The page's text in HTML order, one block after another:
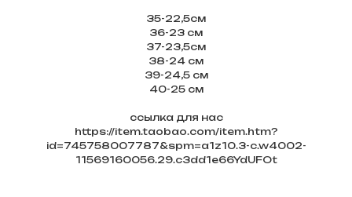
35-22,5см
36-23 см
37-23,5см
38-24 см
39-24,5 см
40-25 см
ссылка для нас
https://item.taobao.com/item.htm?
id=745758007787&spm=a1z10.3-c.w4002-
11569160056.29.c3dd1e66YdUFOt